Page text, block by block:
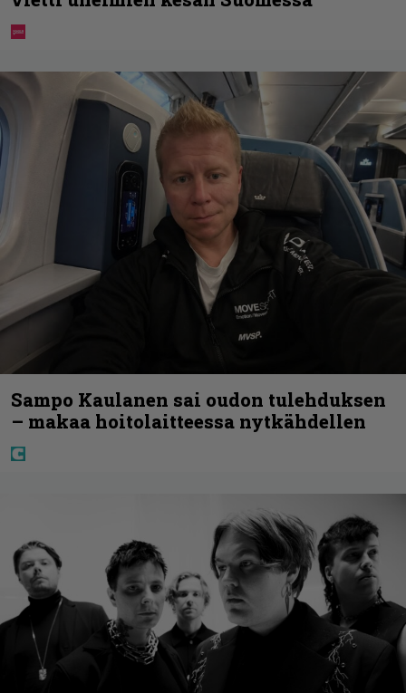
Sampo Kaulanen sai oudon tulehduksen
– makaa hoitolaitteessa nytkähdellen